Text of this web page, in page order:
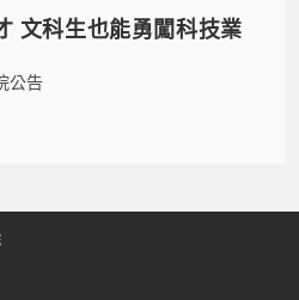
文科生也能勇闖科技業
公告